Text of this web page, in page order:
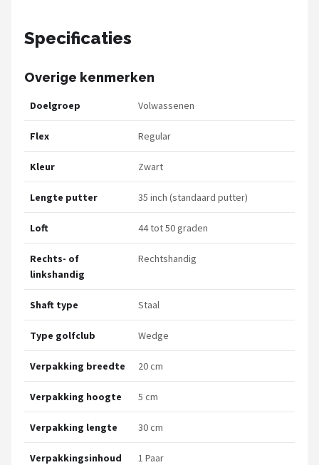
Specificaties
Overige kenmerken
Doelgroep Volwassenen
Flex Regular
Kleur Zwart
Lengte putter 35 inch (standaard putter)
Loft 44 tot 50 graden
Rechts- of
linkshandig
Rechtshandig
Shaft type Staal
Type golfclub Wedge
Verpakking breedte 20 cm
Verpakking hoogte 5 cm
Verpakking lengte 30 cm
Verpakkingsinhoud 1 Paar